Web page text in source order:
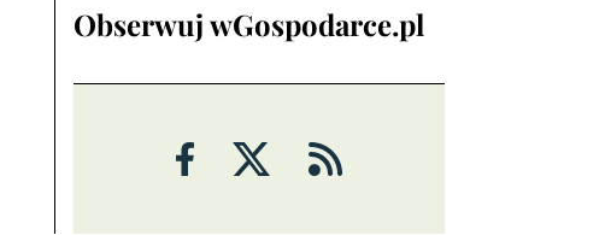
Obserwuj wGospodarce.pl